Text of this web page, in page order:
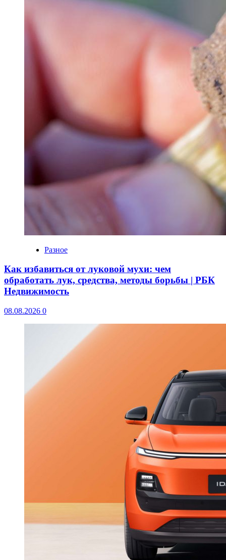
Разное
Как избавиться от луковой мухи: чем
обработать лук, средства, методы борьбы | РБК
Недвижимость
08.08.2026 0